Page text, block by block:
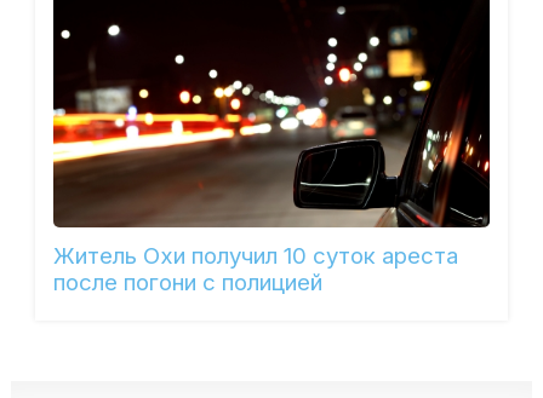
Житель Охи получил 10 суток ареста
после погони с полицией